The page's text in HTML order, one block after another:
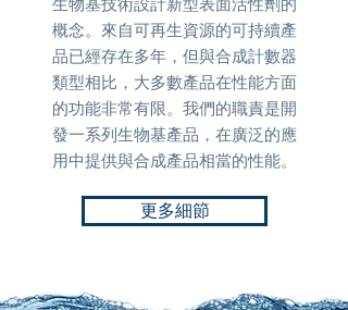
概念。來自可再生資源的可持續產
品已經存在多年，但與合成計數器
類型相比，大多數產品在性能方面
的功能非常有限。我們的職責是開
發一系列生物基產品，在廣泛的應
用中提供與合成產品相當的性能。
更多細節